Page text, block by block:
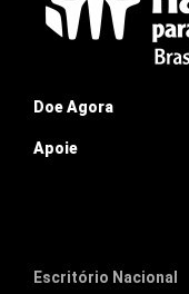
Doe Agora
Apoie
Escritório Nacional